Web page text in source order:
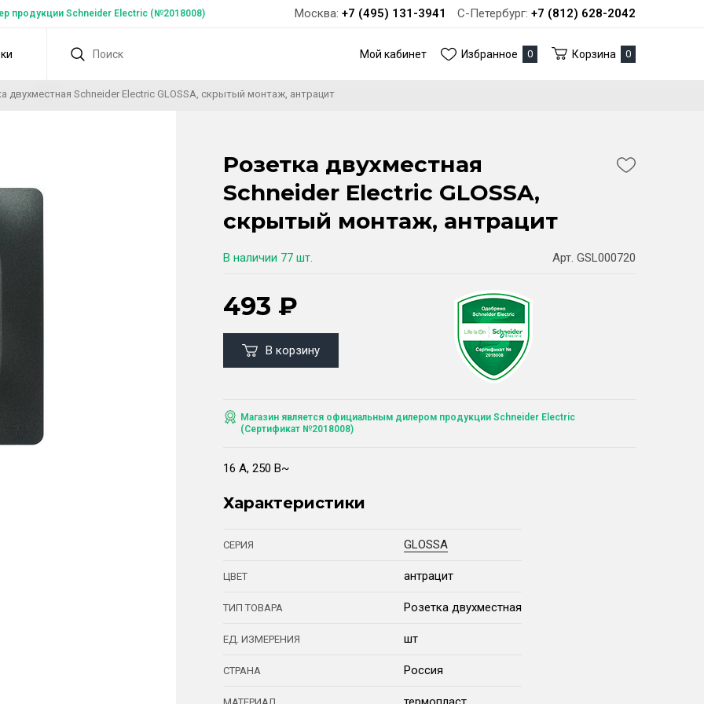
продукции Schneider Electric (№2018008) Москва: +7 (495) 131-3941 С-Петербург: +7 (812) 628-2042
Мой кабинет Избранное 0 Корзина 0
двухместная Schneider Electric GLOSSA, скрытый монтаж, антрацит
Розетка двухместная
Schneider Electric GLOSSA,
скрытый монтаж, антрацит
В наличии 77 шт. Арт. GSL000720
493 ₽
В корзину
Магазин является официальным дилером продукции Schneider Electric
(Сертификат №2018008)
16 А, 250 В~
Характеристики
СЕРИЯ GLOSSA
ЦВЕТ антрацит
ТИП ТОВАРА Розетка двухместная
ЕД. ИЗМЕРЕНИЯ шт
СТРАНА Россия